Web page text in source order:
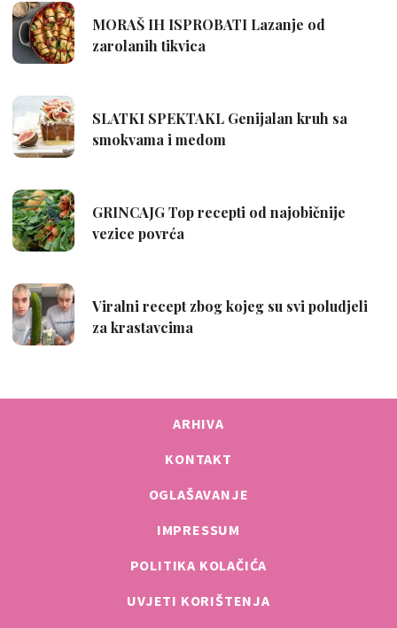
ARHIVA
KONTAKT
OGLAŠAVANJE
IMPRESSUM
POLITIKA KOLAČIĆA
UVJETI KORIŠTENJA